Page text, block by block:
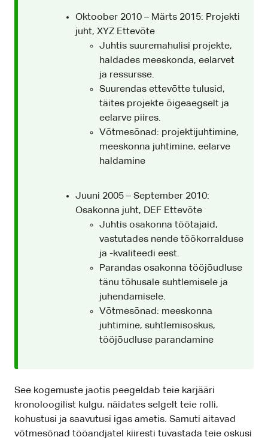
Oktoober 2010 – Märts 2015: Projekti
juht, XYZ Ettevõte
Juhtis suuremahulisi projekte,
haldades meeskonda, eelarvet
ja ressursse.
Suurendas ettevõtte tulusid,
täites projekte õigeaegselt ja
eelarve piires.
Võtmesõnad: projektijuhtimine,
meeskonna juhtimine, eelarve
haldamine
Juuni 2005 – September 2010:
Osakonna juht, DEF Ettevõte
Juhtis osakonna töötajaid,
vastutades nende töökorralduse
ja -kvaliteedi eest.
Parandas osakonna tööjõudluse
tänu tõhusale suhtlemisele ja
juhendamisele.
Võtmesõnad: meeskonna
juhtimine, suhtlemisoskus,
tööjõudluse parandamine
See kogemuste jaotis peegeldab teie karjääri
kronoloogilist kulgu, näidates selgelt teie rolli,
kohustusi ja saavutusi igas ametis. Samuti aitavad
võtmesõnad tööandjatel kiiresti tuvastada teie oskusi